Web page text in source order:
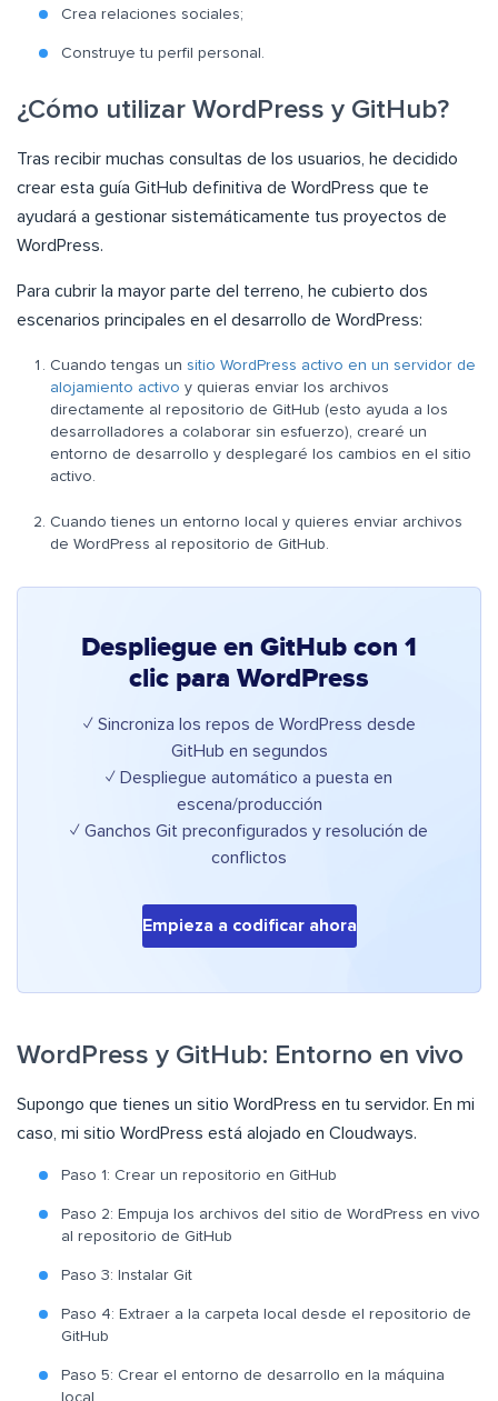
Crea relaciones sociales;
Construye tu perfil personal.
¿Cómo utilizar WordPress y GitHub?
Tras recibir muchas consultas de los usuarios, he decidido
crear esta guía GitHub definitiva de WordPress que te
ayudará a gestionar sistemáticamente tus proyectos de
WordPress.
Para cubrir la mayor parte del terreno, he cubierto dos
escenarios principales en el desarrollo de WordPress:
Cuando tengas un sitio WordPress activo en un servidor de
alojamiento activo y quieras enviar los archivos
directamente al repositorio de GitHub (esto ayuda a los
desarrolladores a colaborar sin esfuerzo), crearé un
entorno de desarrollo y desplegaré los cambios en el sitio
activo.
Cuando tienes un entorno local y quieres enviar archivos
de WordPress al repositorio de GitHub.
Despliegue en GitHub con 1
clic para WordPress
✓ Sincroniza los repos de WordPress desde
GitHub en segundos
✓ Despliegue automático a puesta en
escena/producción
✓ Ganchos Git preconfigurados y resolución de
conflictos
Empieza a codificar ahora
WordPress y GitHub: Entorno en vivo
Supongo que tienes un sitio WordPress en tu servidor. En mi
caso, mi sitio WordPress está alojado en Cloudways.
Paso 1: Crear un repositorio en GitHub
Paso 2: Empuja los archivos del sitio de WordPress en vivo
al repositorio de GitHub
Paso 3: Instalar Git
Paso 4: Extraer a la carpeta local desde el repositorio de
GitHub
Paso 5: Crear el entorno de desarrollo en la máquina
local